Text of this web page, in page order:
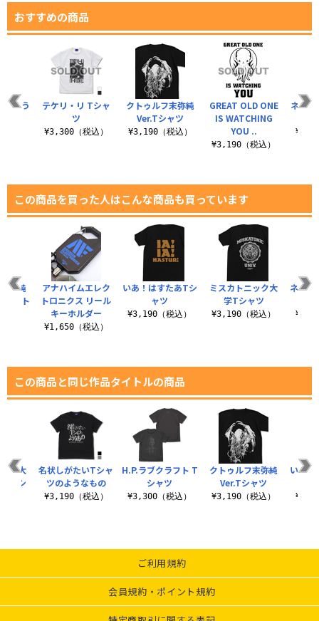
おすすめの商品
クトゥルフ末弥純
Ver.Tシャツ
¥3,190（税込）
GREAT OLD ONE
IS WATCHING
YOU ..
¥3,190（税込）
ネク
を失う
テケリ・リ Tシャ
ツ
¥3,300（税込）
この商品を買った人はこんな商品も買っています
いあ！はすたあTシ
ャツ
¥3,190（税込）
ミスカトニック大
学Tシャツ
¥3,190（税込）
ネクロ
弥純
リント
アナハイムエレク
トロニクス リール
キーホルダー
¥1,650（税込）
この商品と同じ作品タイトルの商品
H.P.ラブクラフト T
シャツ
¥3,300（税込）
クトゥルフ末弥純
Ver.Tシャツ
¥3,190（税込）
いあ！
ク大
Tシ
名状しがたいTシャ
ツのようなもの
¥3,190（税込）
ご利用規約
会員規約・ポイント規約